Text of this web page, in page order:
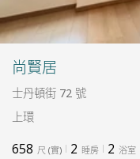
尚賢居
士丹頓街 72 號
上環
658 尺 (實) 2 睡房 2 浴室